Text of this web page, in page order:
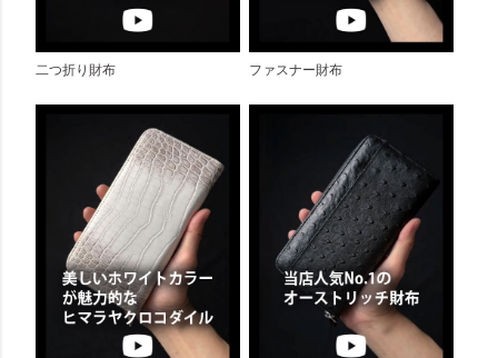
二つ折り財布 ファスナー財布